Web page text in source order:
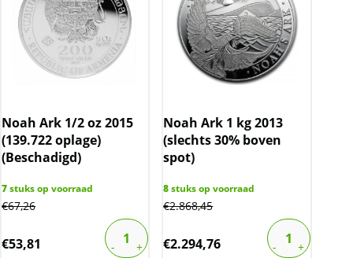
Noah Ark 1/2 oz 2015
(139.722 oplage)
(Beschadigd)
7stuks op voorraad
€67,26
€53,81
Noah Ark 1 kg 2013
(slechts 30% boven
spot)
8stuks op voorraad
€2.868,45
€2.294,76